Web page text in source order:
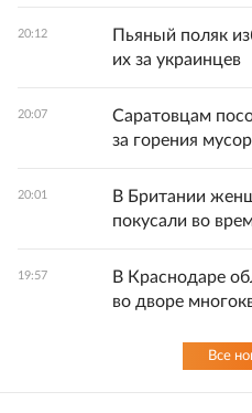
20:12
Пьяный поляк
их за украинцев
20:07
Саратовцам
за горения
20:01
В Британии
покусали во
19:57
В Краснодаре
во дворе
Все